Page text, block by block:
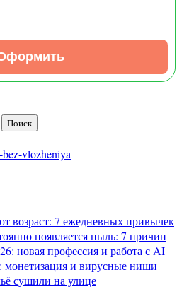
Поиск
возраст: 7 ежедневных привычек
появляется пыль: 7 причин
новая профессия и работа с AI
монетизация и вирусные ниши
сушили на улице